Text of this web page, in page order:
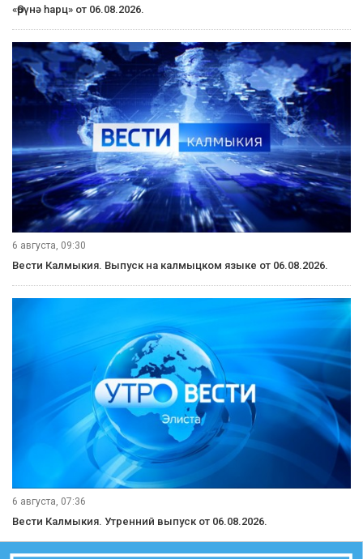
«Өрүнә һарц» от 06.08.2026.
6 августа, 09:30
Вести Калмыкия. Выпуск на калмыцком языке от 06.08.2026.
6 августа, 07:36
Вести Калмыкия. Утренний выпуск от 06.08.2026.